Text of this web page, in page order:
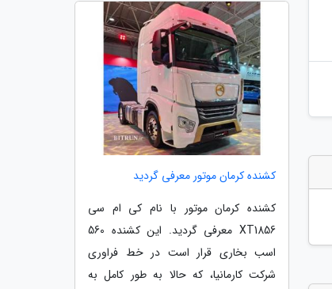
کشنده کرمان موتور معرفی گردید
کشنده کرمان موتور با نام کی ام سی
XT1856 معرفی گردید. این کشنده 560
اسب بخاری قرار است در خط فراوری
شرکت کارمانیا، که حالا به طور کامل به